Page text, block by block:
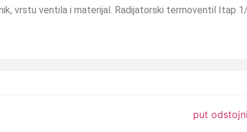
vrstu ventila i materijal. Radijatorski termoventil Itap